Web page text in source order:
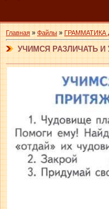
Главная » Файлы »
УЧИМСЯ РАЗЛИЧАТЬ